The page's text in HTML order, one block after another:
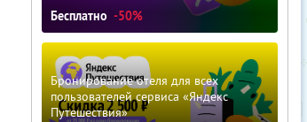
Бесплатно -50%
Бронирование отеля для всех
пользователей сервиса «Яндекс
Путешествия»